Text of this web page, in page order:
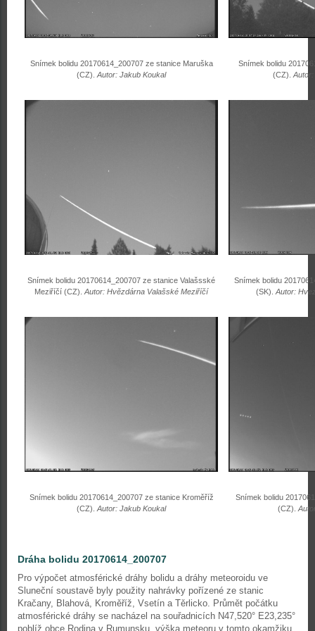
Snímek bolidu 20170614_200707 ze stanice Maruška
(CZ). Autor: Jakub Koukal
Snímek bolidu
(CZ).
Snímek bolidu 20170614_200707 ze stanice Valašsské
Meziříčí (CZ). Autor: Hvězdárna Valašské Meziříčí
Snímek bolidu
(SK). Autor:
Snímek bolidu 20170614_200707 ze stanice Kroměříž
(CZ). Autor: Jakub Koukal
Snímek bolidu
(CZ).
Dráha bolidu 20170614_200707
Pro výpočet atmosférické dráhy bolidu a dráhy meteoroidu ve
Sluneční soustavě byly použity nahrávky pořízené ze stanic
Kračany, Blahová, Kroměříž, Vsetín a Těrlicko. Průmět počátku
atmosférické dráhy se nacházel na souřadnicích N47,520° E23,235°
poblíž obce Rodina v Rumunsku, výška meteoru v tomto okamžiku